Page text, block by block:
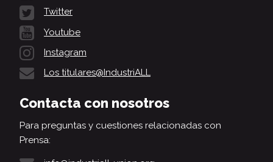
Twitter
Youtube
Instagram
Los titulares@IndustriALL
Contacta con nosotros
Para preguntas y cuestiones relacionadas con
Prensa: